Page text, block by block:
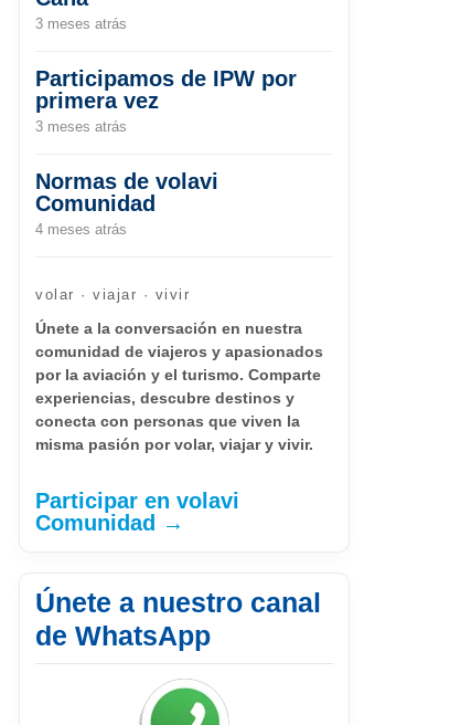
3 meses atrás
Participamos de IPW por
primera vez
3 meses atrás
Normas de volavi
Comunidad
4 meses atrás
volar · viajar · vivir
Únete a la conversación en nuestra
comunidad de viajeros y apasionados
por la aviación y el turismo. Comparte
experiencias, descubre destinos y
conecta con personas que viven la
misma pasión por volar, viajar y vivir.
Participar en volavi
Comunidad →
Únete a nuestro canal
de WhatsApp